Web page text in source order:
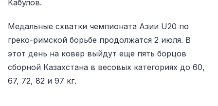
Кабулов.
Медальные схватки чемпионата Азии U20 по
греко-римской борьбе продолжатся 2 июля. В
этот день на ковер выйдут еще пять борцов
сборной Казахстана в весовых категориях до 60,
67, 72, 82 и 97 кг.